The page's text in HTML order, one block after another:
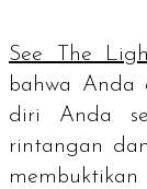
See The
bahwa Anda
diri Anda
rintangan